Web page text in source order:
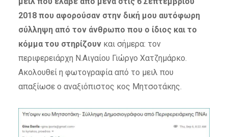
2018 που αφορούσαν στην δική μου αυτόφωρη
σύλληψη από τον άνθρωπο που ο ίδιος και το
κόμμα του στηρίζουνκαι σήμερα: τον
περιφερειάρχη Ν.Αιγαίου Γιώργο Χατζημάρκο.
Ακολουθεί η φωτογραφία από το μειλ που
απαξίωσε ο αναξιόπιστος κος Μητσοτάκης.